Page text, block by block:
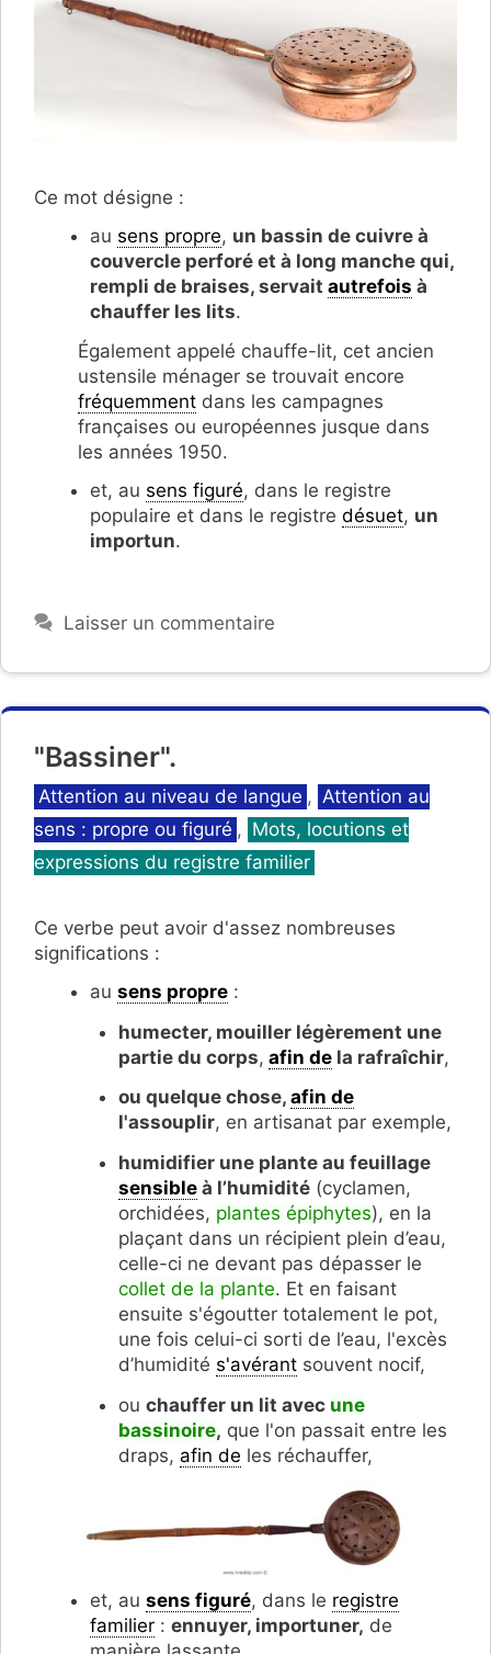
Ce mot désigne :
au sens propre, un bassin de cuivre à
couvercle perforé et à long manche qui,
rempli de braises, servait autrefois à
chauffer les lits.
Également appelé chauffe-lit, cet ancien
ustensile ménager se trouvait encore
fréquemment dans les campagnes
françaises ou européennes jusque dans
les années 1950.
et, au sens figuré, dans le registre
populaire et dans le registre désuet, un
importun.
Laisser un commentaire
"Bassiner".
Catégories
Attention au niveau de langue , Attention au
sens : propre ou figuré , Mots, locutions et
expressions du registre familier
Ce verbe peut avoir d'assez nombreuses
significations :
au sens propre :
humecter, mouiller légèrement une
partie du corps, afin dela rafraîchir,
ou quelque chose, afin de
l'assouplir, en artisanat par exemple,
humidifier une plante au feuillage
sensibleà l’humidité(cyclamen,
orchidées, plantes épiphytes), en la
plaçant dans un récipient plein d’eau,
celle-ci ne devant pas dépasser le
collet de la plante. Et en faisant
ensuite s'égoutter totalement le pot,
une fois celui-ci sorti de l’eau, l'excès
d’humidité s'avérantsouvent nocif,
ou chauffer un lit avec une
bassinoire, que l'on passait entre les
draps, afin de les réchauffer,
et, au sens figuré, dans le registre
familier : ennuyer, importuner, de